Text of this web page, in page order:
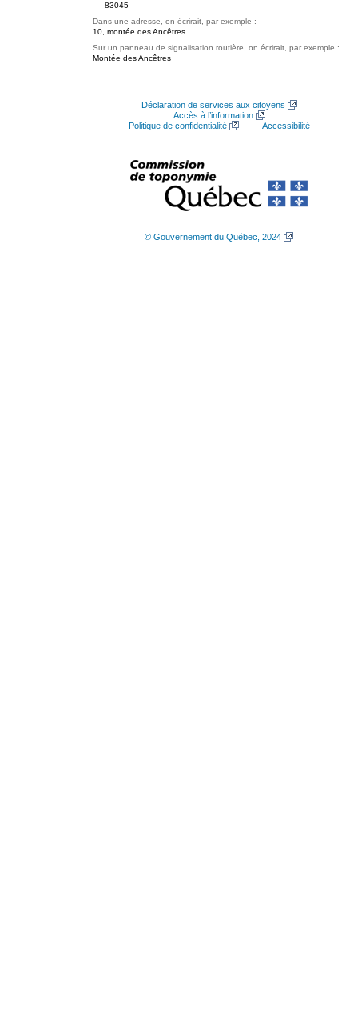
83045
Dans une adresse, on écrirait, par exemple :
10, montée des Ancêtres
Sur un panneau de signalisation routière, on écrirait, par exemple :
Montée des Ancêtres
Déclaration de services aux citoyens
Accès à l’information
Politique de confidentialité
Accessibilité
© Gouvernement du Québec, 2024